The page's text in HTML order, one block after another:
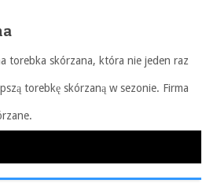
torebka skórzana, która nie jeden raz
torebkę skórzaną w sezonie. Firma